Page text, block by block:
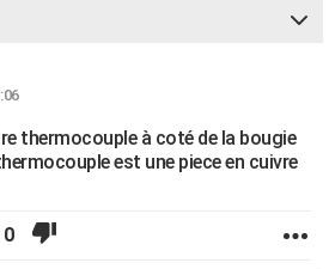
thermocouple à coté de la bougie
est une piece en cuivre
0